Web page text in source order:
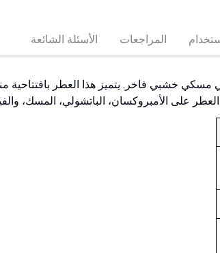
تباع بواسطة: المراجعات الأسئلة الشائعة
100 مل للرجال، عطر حمضي مسكي خشبي فاخر. يتميز
على الأمبروكسان، الباتشولي، المسك،